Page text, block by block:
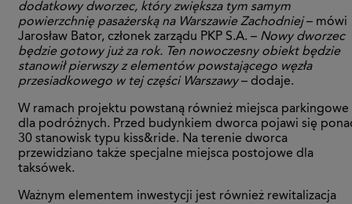
dodatkowy dworzec, który zwiększa tym samym
powierzchnię pasażerską na Warszawie Zachodniej– mówi
Jarosław Bator, członek zarządu PKP S.A. – Nowy dworzec
będzie gotowy już za rok. Ten nowoczesny obiekt będzie
stanowił pierwszy z elementów powstającego węzła
przesiadkowego w tej części Warszawy– dodaje.
W ramach projektu powstaną również miejsca parkingowe
dla podróżnych. Przed budynkiem dworca pojawi się
30 stanowisk typu kiss&ride. Na terenie dworca
przewidziano także specjalne miejsca postojowe dla
taksówek.
Ważnym elementem inwestycji jest również rewitalizacja